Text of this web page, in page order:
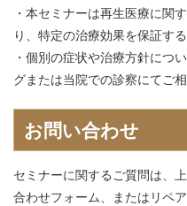
本セミナーは再生医療に関
り、特定の治療効果を保証す
個別の症状や治療方針につ
グまたは当院での診察にてご相
お問い合わせ
セミナーに関するご質問は、
合わせフォーム、またはリペ